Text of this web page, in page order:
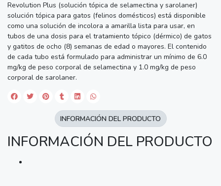
Revolution Plus (solución tópica de selamectina y sarolaner)
solución tópica para gatos (felinos domésticos) está disponible
como una solución de incolora a amarilla lista para usar, en
tubos de una dosis para el tratamiento tópico (dérmico) de gatos
y gatitos de ocho (8) semanas de edad o mayores. El contenido
de cada tubo está formulado para administrar un mínimo de 6.0
mg/kg de peso corporal de selamectina y 1.0 mg/kg de peso
corporal de sarolaner.
INFORMACIÓN DEL PRODUCTO
INFORMACIÓN DEL PRODUCTO